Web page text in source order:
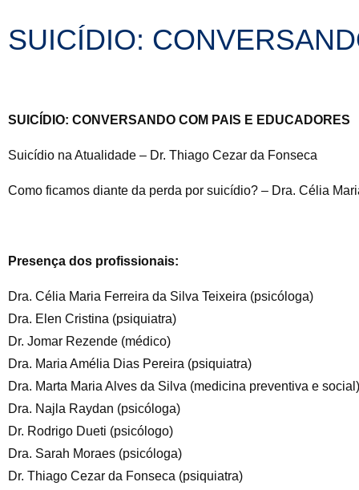
SUICÍDIO:
SUICÍDIO: CONVERSANDO COM PAIS E EDUCADORES
Suicídio na Atualidade – Dr. Thiago Cezar da Fonseca
Como ficamos diante da perda por suicídio? – Dra. Célia
Presença dos profissionais:
Dra. Célia Maria Ferreira da Silva Teixeira (psicóloga)
Dra. Elen Cristina (psiquiatra)
Dr. Jomar Rezende (médico)
Dra. Maria Amélia Dias Pereira (psiquiatra)
Dra. Marta Maria Alves da Silva (medicina preventiva e social)
Dra. Najla Raydan (psicóloga)
Dr. Rodrigo Dueti (psicólogo)
Dra. Sarah Moraes (psicóloga)
Dr. Thiago Cezar da Fonseca (psiquiatra)